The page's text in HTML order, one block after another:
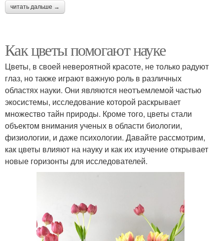
читать дальше →
Как цветы помогают науке
Цветы, в своей невероятной красоте, не только радуют
глаз, но также играют важную роль в различных
областях науки. Они являются неотъемлемой частью
экосистемы, исследование которой раскрывает
множество тайн природы. Кроме того, цветы стали
объектом внимания ученых в области биологии,
физиологии, и даже психологии. Давайте рассмотрим,
как цветы влияют на науку и как их изучение открывает
новые горизонты для исследователей.